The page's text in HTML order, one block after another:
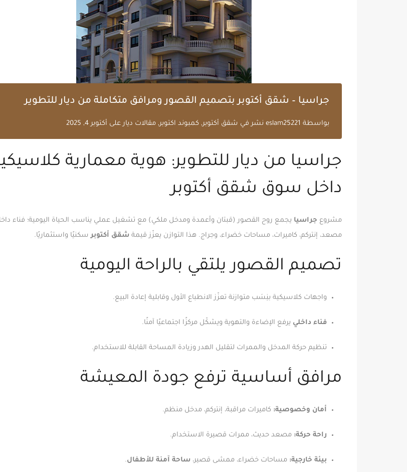
جراسيا – شقق أكتوبر بتصميم القصور ومرافق متكاملة من ديار للتطوير
بواسطة eslam25221 نشر في شقق أكتوبر, كمبوند اكتوبر, مقالات ديارعلى أكتوبر 4, 2025
جراسيا من ديار للتطوير: هوية معمارية
داخل سوق شقق أكتوبر
مشروع جراسيا يجمع روح القصور (قبتان وأعمدة ومدخل ملكي) مع تشغيل عملي يناسب الحياة اليومية؛ فناء
مصعد، إنتركم، كاميرات، مساحات خضراء، وجراج. هذا التوازن يعزّز قيمة شقق أكتوبرسكنيًا واستثماريًا.
تصميم القصور يلتقي بالراحة اليومية
واجهات كلاسيكية بنِسَب متوازنة تعزّز الانطباع الأول وقابلية إعادة البيع.
فناء داخلي يرفع الإضاءة والتهوية ويشكّل مركزًا اجتماعيًا آمنًا.
تنظيم حركة المدخل والممرات لتقليل الهدر وزيادة المساحة القابلة للاستخدام.
مرافق أساسية ترفع جودة المعيشة
أمان وخصوصية: كاميرات مراقبة، إنتركم، مدخل منظم.
راحة حركة: مصعد حديث، ممرات قصيرة الاستخدام.
بيئة خارجية: مساحات خضراء، ممشى قصير، ساحة آمنة للأطفال.